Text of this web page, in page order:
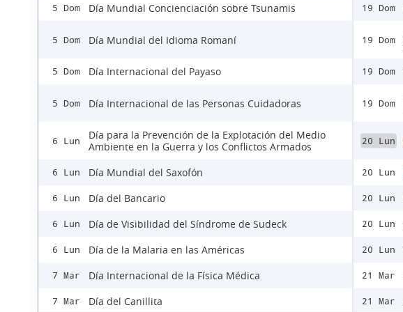
5 Dom Día Mundial Concienciación sobre Tsunamis
5 Dom Día Mundial del Idioma Romaní
5 Dom Día Internacional del Payaso
5 Dom Día Internacional de las Personas Cuidadoras
6 Lun
Día para la Prevención de la Explotación del Medio
Ambiente en la Guerra y los Conflictos Armados
6 Lun Día Mundial del Saxofón
6 Lun Día del Bancario
6 Lun Día de Visibilidad del Síndrome de Sudeck
6 Lun Día de la Malaria en las Américas
7 Mar Día Internacional de la Física Médica
7 Mar Día del Canillita
19 Dom
19 Dom
19 Dom
19 Dom
20 Lun
20 Lun
20 Lun
20 Lun
20 Lun
21 Mar
21 Mar